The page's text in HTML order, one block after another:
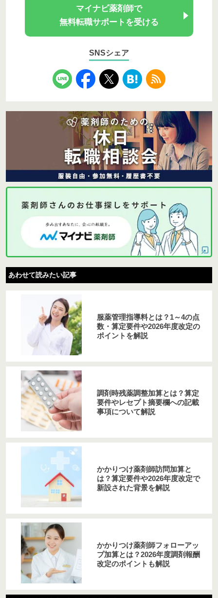
マイナビ薬剤師で
無料転職サポートを受ける
SNSシェア
あわせて読みたい記事
服薬管理指導料とは？1～4の点
数・算定要件や2026年度改定の
ポイントを解説
調剤時残薬調整加算とは？算定
要件やレセプト摘要欄への記載
事項について解説
かかりつけ薬剤師訪問加算と
は？算定要件や2026年度改定で
新設された背景を解説
かかりつけ薬剤師フォローアッ
プ加算とは？2026年度調剤報酬
改定のポイントも解説